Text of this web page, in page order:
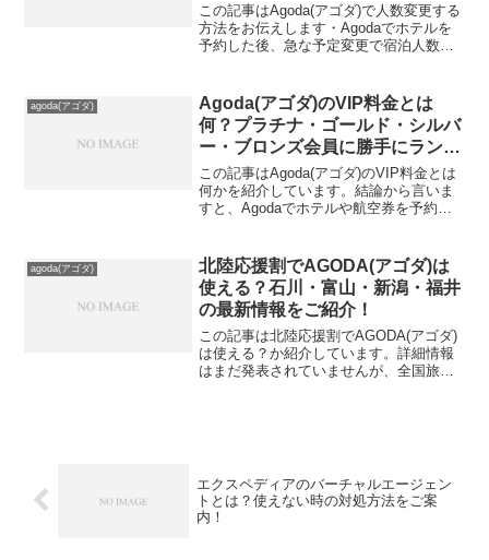
この記事はAgoda(アゴダ)で人数変更する
方法をお伝えします・Agodaでホテルを
予約した後、急な予定変更で宿泊人数を
は人数変更が直接できないことをご存知
でしょう...
agoda(アゴダ)
Agoda(アゴダ)のVIP料金とは
何？プラチナ・ゴールド・シルバ
ー・ブロンズ会員に勝手にランク
が上がるって本当なの？
この記事はAgoda(アゴダ)のVIP料金とは
何かを紹介しています。結論から言いま
すと、Agodaでホテルや航空券を予約す
が上がれば上がるほど、割引率があがっ
たりするん...
agoda(アゴダ)
北陸応援割でAGODA(アゴダ)は
使える？石川・富山・新潟・福井
の最新情報をご紹介！
この記事は北陸応援割でAGODA(アゴダ)
は使える？か紹介しています。詳細情報
はまだ発表されていませんが、全国旅行
エクスペディアのバーチャルエージェン
トとは？使えない時の対処方法をご案
内！